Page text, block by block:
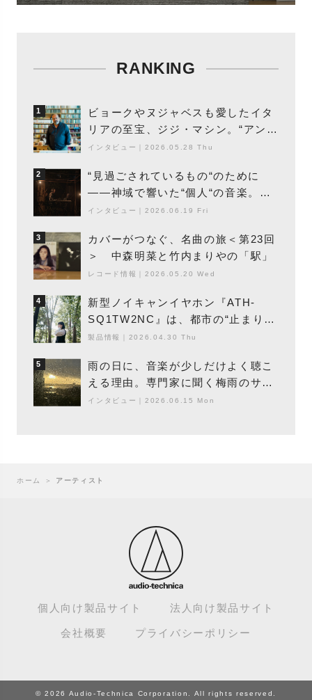
RANKING
1
ビョークやヌジャベスも愛したイタ
リアの至宝、ジジ・マシン。“アンビ
エントの巨匠”が明かす創作の原点
インタビュー 2026.05.28 Thu
2
“見過ごされているもの“のために
――神域で響いた“個人“の音楽。冥
丁の『赤城 夜神楽』をレポート
インタビュー 2026.06.19 Fri
3
カバーがつなぐ、名曲の旅＜第23回
＞ 中森明菜と竹内まりやの「駅」
レコード情報 2026.05.20 Wed
4
新型ノイキャンイヤホン『ATH-
SQ1TW2NC』は、都市の“止まり
木”になり得るーシンガーソングライ
製品情報 2026.04.30 Thu
5
雨の日に、音楽が少しだけよく聴こ
える理由。専門家に聞く梅雨のサウ
ンドスケープ
インタビュー 2026.06.15 Mon
ホーム ＞ アーティスト
個人向け製品サイト 法人向け製品サイト
会社概要 プライバシーポリシー
© 2026 Audio-Technica Corporation. All rights reserved.